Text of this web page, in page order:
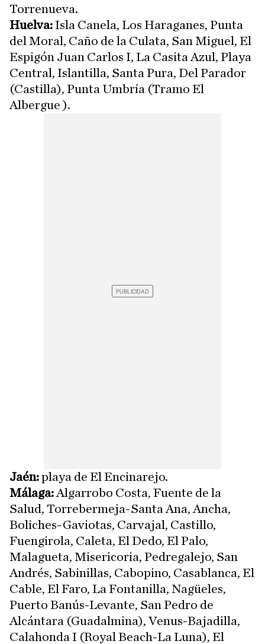
Torrenueva.
Huelva:Isla Canela, Los Haraganes, Punta
del Moral, Caño de la Culata, San Miguel, El
Espigón Juan Carlos I, La Casita Azul, Playa
Central, Islantilla, Santa Pura, Del Parador
(Castilla), Punta Umbría (Tramo El
Albergue ).
Jaén:playa de El Encinarejo.
Málaga: Algarrobo Costa, Fuente de la
Salud, Torrebermeja-Santa Ana, Ancha,
Boliches-Gaviotas, Carvajal, Castillo,
Fuengirola, Caleta, El Dedo, El Palo,
Malagueta, Misericoria, Pedregalejo, San
Andrés, Sabinillas, Cabopino, Casablanca, El
Cable, El Faro, La Fontanilla, Nagüeles,
Puerto Banús-Levante, San Pedro de
Alcántara (Guadalmina), Venus-Bajadilla,
Calahonda I (Royal Beach-La Luna), El